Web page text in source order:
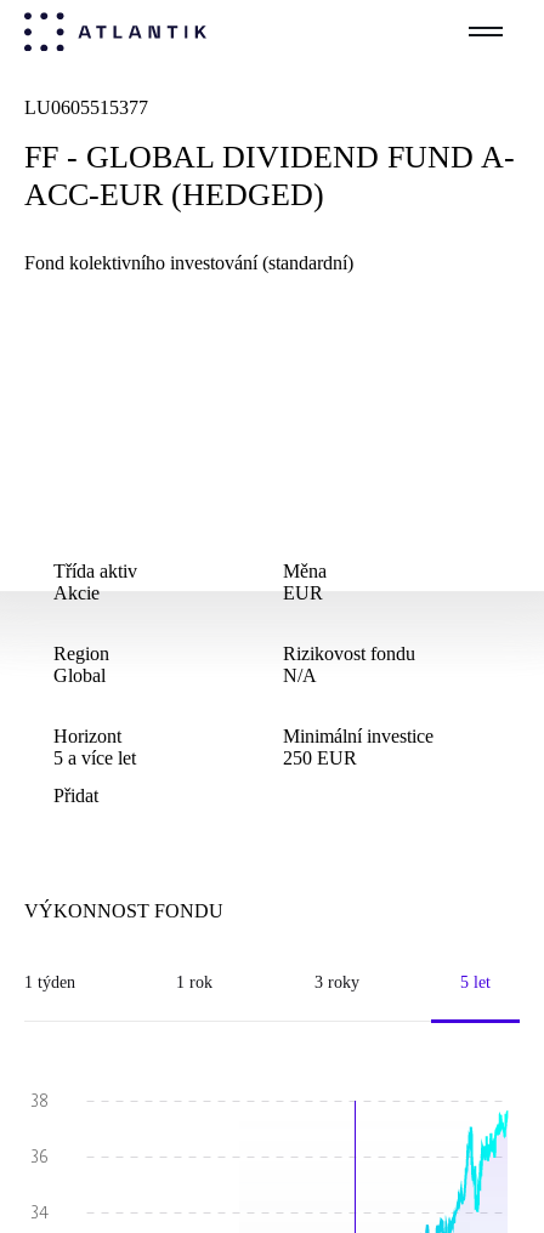
LU0605515377
FF - GLOBAL DIVIDEND FUND A-
ACC-EUR (HEDGED)
Fond kolektivního investování (standardní)
Třída aktiv
Akcie
Měna
EUR
Region
Global
Rizikovost fondu
N/A
Horizont
5 a více let
Minimální investice
250 EUR
Přidat
VÝKONNOST FONDU
1 týden 1 rok 3 roky 5 let